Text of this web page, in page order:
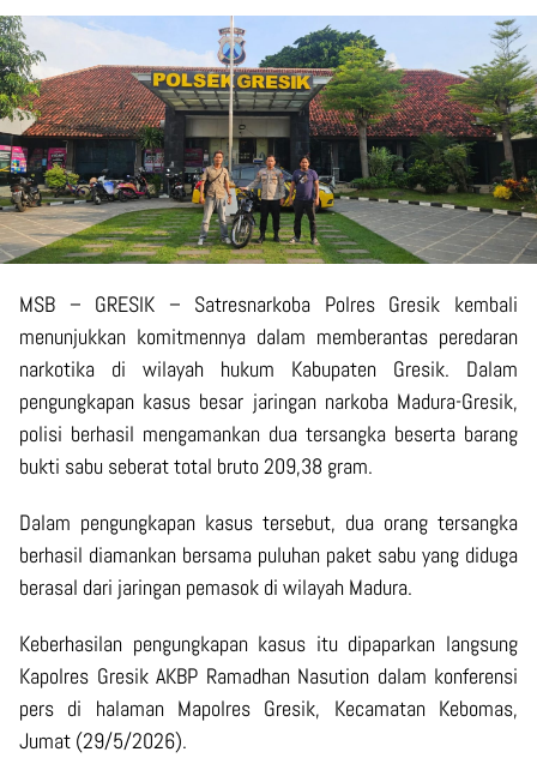
MSB – GRESIK – Satresnarkoba Polres Gresik kembali
menunjukkan komitmennya dalam memberantas peredaran
narkotika di wilayah hukum Kabupaten Gresik. Dalam
pengungkapan kasus besar jaringan narkoba Madura-Gresik,
polisi berhasil mengamankan dua tersangka beserta barang
bukti sabu seberat total bruto 209,38 gram.
Dalam pengungkapan kasus tersebut, dua orang tersangka
berhasil diamankan bersama puluhan paket sabu yang diduga
berasal dari jaringan pemasok di wilayah Madura.
Keberhasilan pengungkapan kasus itu dipaparkan langsung
Kapolres Gresik AKBP Ramadhan Nasution dalam konferensi
pers di halaman Mapolres Gresik, Kecamatan Kebomas,
Jumat (29/5/2026).